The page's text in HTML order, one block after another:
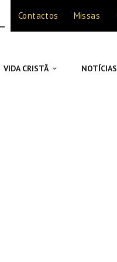
Contactos Missas
VIDA CRISTÃ NOTÍCIAS